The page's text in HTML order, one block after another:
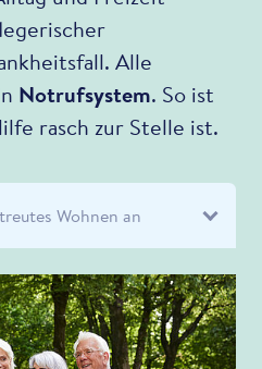
Alle
Notrufsystem. So ist
rasch zur Stelle ist.
Wohnen an